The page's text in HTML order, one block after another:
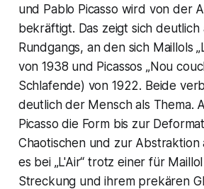
und Pablo Picasso wird von der
bekräftigt. Das zeigt sich deutlich
Rundgangs, an den sich Maillols
von 1938 und Picassos „Nou
Schlafende) von 1922. Beide
deutlich der Mensch als Thema.
Picasso die Form bis zur
Chaotischen und zur
es bei „L'Air“ trotz einer für
Streckung und ihrem prekären